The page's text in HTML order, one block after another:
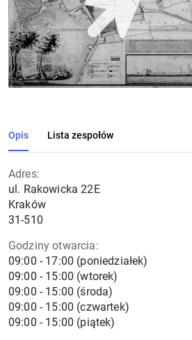
Opis Lista zespołów
Adres:
ul. Rakowicka 22E
Kraków
31-510
Godziny otwarcia:
09:00 - 17:00 (poniedziałek)
09:00 - 15:00 (wtorek)
09:00 - 15:00 (środa)
09:00 - 15:00 (czwartek)
09:00 - 15:00 (piątek)